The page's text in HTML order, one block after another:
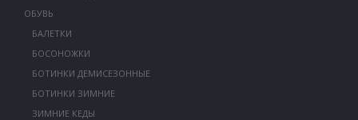
ОБУВЬ
БАЛЕТКИ
БОСОНОЖКИ
БОТИНКИ ДЕМИСЕЗОННЫЕ
БОТИНКИ ЗИМНИЕ
ЗИМНИЕ КЕДЫ